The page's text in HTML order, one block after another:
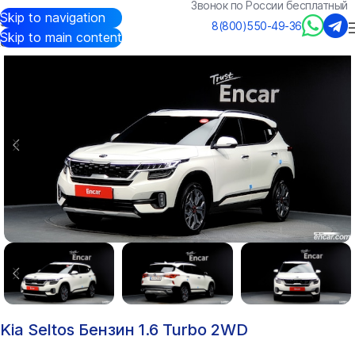
Skip to navigation
Skip to main content
Звонок по России бесплатный
8(800)550-49-36
Авто из Кореи/Каталог
Kia Seltos Бензин 1.6 Turbo 2WD